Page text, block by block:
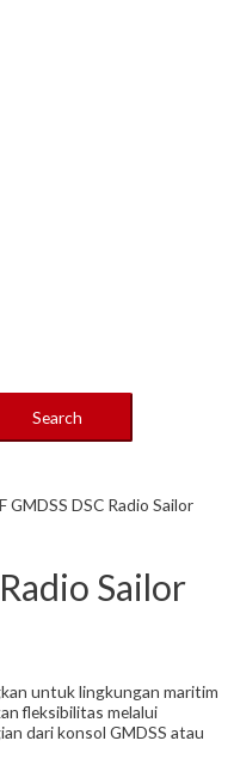
Search
GMDSS DSC Radio Sailor
Sailor
untuk lingkungan maritim
fleksibilitas melalui
dari konsol GMDSS atau